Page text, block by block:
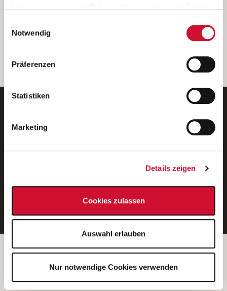
Wenn Sie auf „Cookies zulassen“ klicken, so stimmen
Sie der Speicherung sämtlicher Cookies zu. Sie können
Ihre Einwilligung selbstverständlich jederzeit widerrufen,
indem Sie die Cookie-Einstellungen aufrufen und diese
unserer
Notwendig
Präferenzen
Statistiken
Marketing
Details zeigen
Cookies zulassen
Auswahl erlauben
Nur notwendige Cookies verwenden
Weitere Details können Sie der
entnehmen.
E-Mail-Adresse eintragen
Betreiber der Webseite
Garitz Bewirtschaftungsbetriebe GmbH
Kantstraße 45a